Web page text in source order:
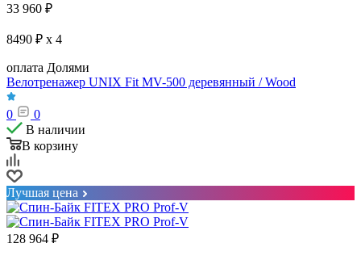
33 960 ₽
8490 ₽ x 4
оплата Долями
Велотренажер UNIX Fit MV-500 деревянный / Wood
0
0
В наличии
В корзину
Лучшая цена
128 964 ₽